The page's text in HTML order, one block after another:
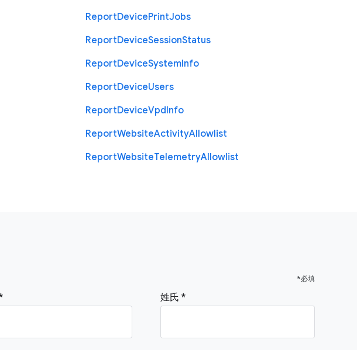
ReportDevicePrintJobs
ReportDeviceSessionStatus
ReportDeviceSystemInfo
ReportDeviceUsers
ReportDeviceVpdInfo
ReportWebsiteActivityAllowlist
ReportWebsiteTelemetryAllowlist
*必填
姓氏